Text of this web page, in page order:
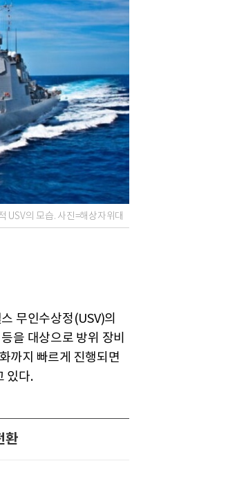
USV의 모습. 사진=해상자위대
무인수상정(USV)의
을 대상으로 방위 장비
까지 빠르게 진행되면
있다.
환